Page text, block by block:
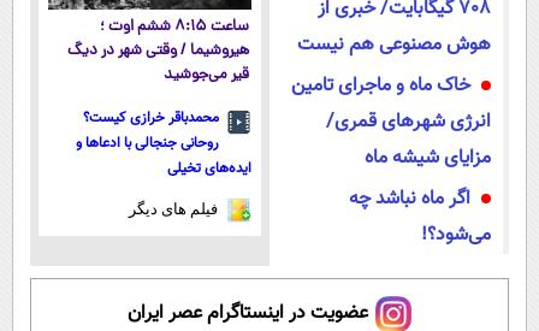
708 گیگابایت/ خبری از
هوش مصنوعی هم نیست
خاک ماه و ماجرای تامین
انرژی شهرهای قمری/
مزایای شیشه ماه
اگر ماه نباشد چه
می‌شود؟!
ساعت ۸:۱۵ ششم اوت ؛
هیروشیما / وقتی شهر در دیگ
قیر می‌جوشید
محمدباقر خرازی کیست؟
روحانی جنجالی با ادعاها و
ایده‌های تخیلی
فیلم های دیگر
عضویت در اینستاگرام عصر ایران